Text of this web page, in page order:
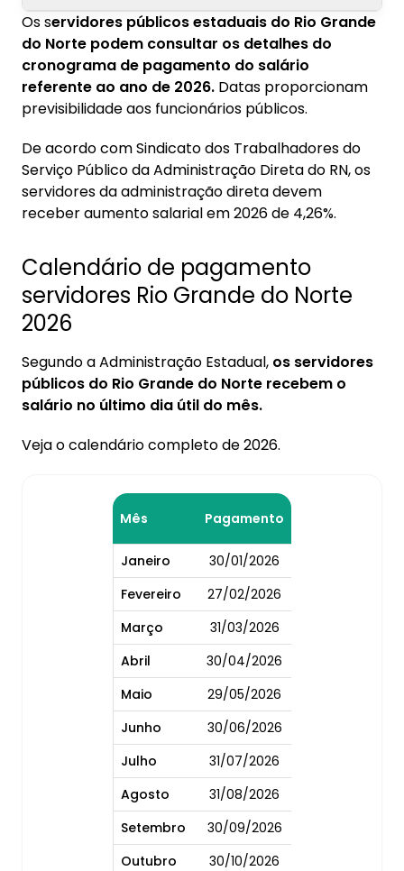
1. Calendário de pagamento servidores Rio
Grande do Norte 2026
1.1. Como consultar o contracheque
2. Carreiras no serviço público no RN
3. Margem consignável servidores estaduais
RN
3.1. Como calcular a margem consignável
Os servidores públicos estaduais do Rio Grande
do Norte podem consultar os detalhes do
cronograma de pagamento do salário
referente ao ano de 2026. Datas proporcionam
previsibilidade aos funcionários públicos.
De acordo com Sindicato dos Trabalhadores do
Serviço Público da Administração Direta do RN, os
servidores da administração direta devem
receber aumento salarial em 2026 de 4,26%.
Calendário de pagamento
servidores Rio Grande do Norte
2026
Segundo a Administração Estadual, os servidores
públicos do Rio Grande do Norte recebem o
salário no último dia útil do mês.
Veja o calendário completo de 2026.
Mês Pagamento
Janeiro
30/01/2026
Fevereiro
27/02/2026
Março
31/03/2026
Abril
30/04/2026
Maio
29/05/2026
Junho
30/06/2026
Julho
31/07/2026
Agosto
31/08/2026
Setembro
30/09/2026
Outubro
30/10/2026